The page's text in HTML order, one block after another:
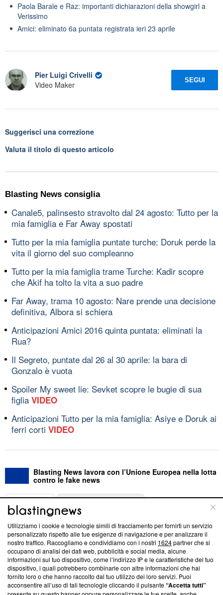
Paola Barale e Raz: importanti dichiarazioni della showgirl a
Verissimo
Amici: eliminato 6a puntata registrata ieri 23 aprile
Pier Luigi Crivelli
Video Maker
SEGUI
Suggerisci una correzione
Valuta il titolo di questo articolo
Blasting News consiglia
Canale5, palinsesto stravolto dal 24 agosto: Tutto per la
mia famiglia e Far Away spostati
Tutto per la mia famiglia puntate turche: Doruk perde la
vita il giorno del suo compleanno
Tutto per la mia famiglia trame Turche: Kadir scopre
che Akif ha tolto la vita a suo padre
Far Away, trama 10 agosto: Nare prende una decisione
definitiva, Albora si schiera
Anticipazioni Amici 2016 quinta puntata: eliminati la
Rua?
Il Segreto, puntate dal 26 al 30 aprile: la bara di
Gonzalo è vuota
Spoiler My sweet lie: Sevket scopre le bugie di sua
figlia VIDEO
Anticipazioni Tutto per la mia famiglia: Asiye e Doruk ai
ferri corti VIDEO
Blasting News lavora con l’Unione Europea nella lotta
contro le fake news
ABOUT
Questa sezione offre informazioni trasparenti su Blasting
News, sui nostri processi editoriali e su come ci impegniamo a
creare news di qualità. Inoltre, afferma la nostra aderenza a
‘Trust Project - News with Integrity’Blasting News non è
ancora membro del programma, ma ha richiesto di farne
parte; Trust Project non ha ancora effettuato una verifica di
Utilizziamo i cookie e tecnologie simili di tracciamento per fornirti un servizio
personalizzato rispetto alle tue esigenze di navigazione e per analizzare il
nostro traffico. Raccogliamo e condividiamo con i nostri 1624partner che si
occupano di analisi dei dati web, pubblicità e social media, alcune
informazioni sul tuo dispositivo, come l’indirizzo IP e le caratteristiche del tuo
dispositivo, i quali potrebbero combinarle con altre informazioni che hai
fornito loro o che hanno raccolto dal tuo utilizzo dei loro servizi. Puoi
acconsentire all’uso di tali tecnologie cliccando il pulsante“Accetta tutti”